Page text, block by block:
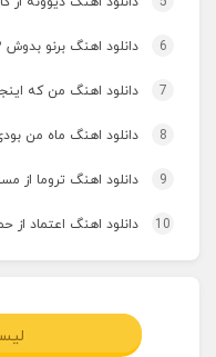
6 دانلود اهنگ برنو بدوش ۲ از امیر خجسته
7 دانلود اهنگ من که
8 دانلود اهنگ ماه من
9 دانلود اهنگ تروما از
10 دانلود اهنگ اعتماد از